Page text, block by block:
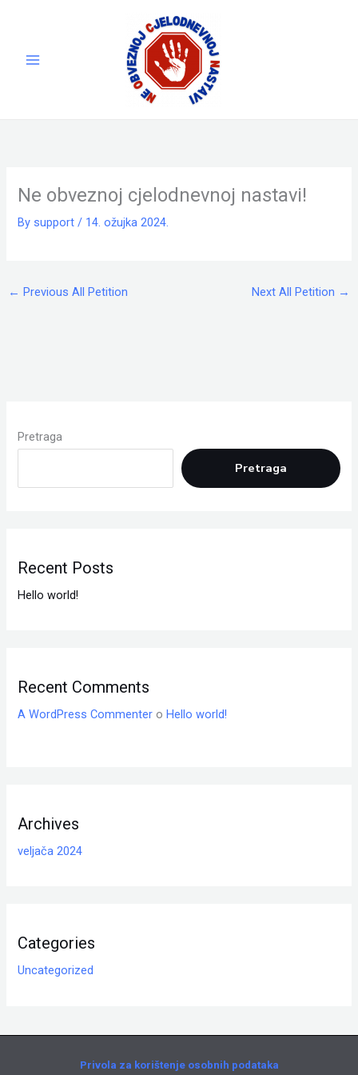
Ne obveznoj cjelodnevnoj nastavi!
By support/ 14. ožujka 2024.
← Previous All Petition Next All Petition →
Pretraga
Pretraga
Recent Posts
Hello world!
Recent Comments
A WordPress Commenter oHello world!
Archives
veljača 2024
Categories
Uncategorized
Privola za korištenje osobnih podataka